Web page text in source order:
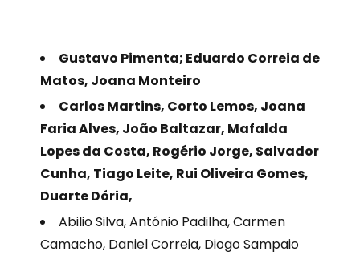
Gustavo Pimenta; Eduardo Correia de
Matos, Joana Monteiro
Carlos Martins, Corto Lemos, Joana
Faria Alves, João Baltazar, Mafalda
Lopes da Costa, Rogério Jorge, Salvador
Cunha, Tiago Leite, Rui Oliveira Gomes,
Duarte Dória,
Abilio Silva, António Padilha, Carmen
Camacho, Daniel Correia, Diogo Sampaio